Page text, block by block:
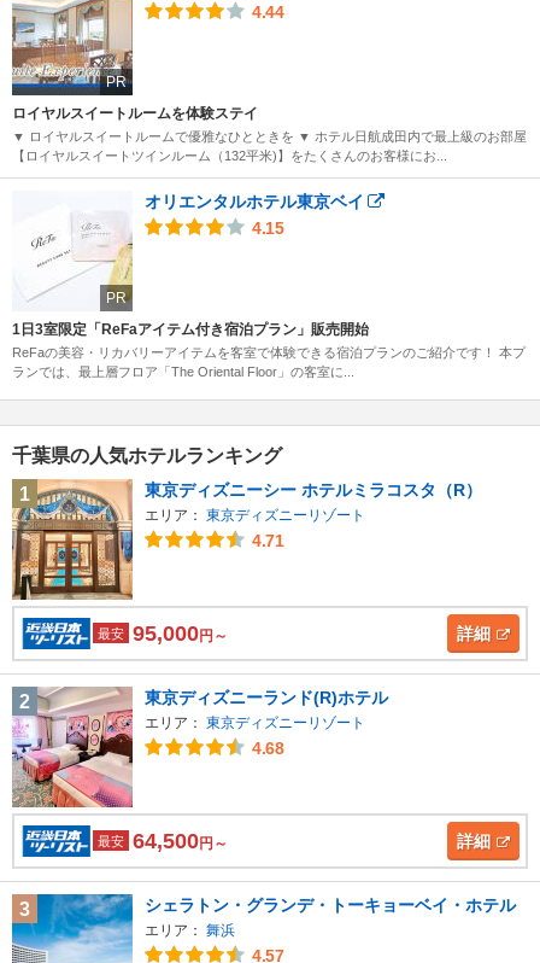
PR
4.44
ロイヤルスイートルームを体験ステイ
▼ ロイヤルスイートルームで優雅なひとときを ▼ ホテル日航成田内で最上級のお部屋
【ロイヤルスイートツインルーム（132平米)】をたくさんのお客様にお...
PR
オリエンタルホテル東京ベイ
4.15
1日3室限定「ReFaアイテム付き宿泊プラン」販売開始
ReFaの美容・リカバリーアイテムを客室で体験できる宿泊プランのご紹介です！ 本プ
ランでは、最上層フロア「The Oriental Floor」の客室に...
千葉県の人気ホテルランキング
1
東京ディズニーシー ホテルミラコスタ（R）
エリア： 東京ディズニーリゾート
4.71
最安 95,000円～ 詳細
2 東京ディズニーランド(R)ホテル
エリア： 東京ディズニーリゾート
4.68
最安 64,500円～ 詳細
3 シェラトン・グランデ・トーキョーベイ・ホテル
エリア： 舞浜
4.57